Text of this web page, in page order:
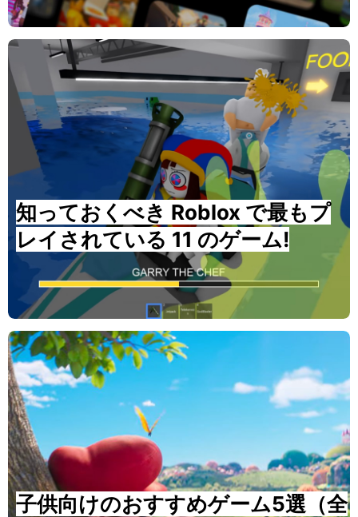
知っておくべき Roblox で最もプ
レイされている 11 のゲーム!
子供向けのおすすめゲーム5選（全